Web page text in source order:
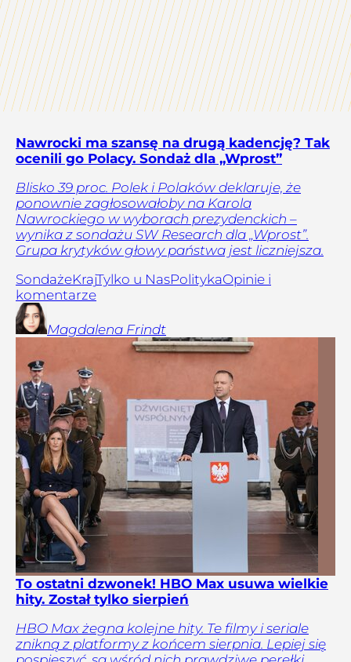
Nawrocki ma szansę na drugą kadencję? Tak
ocenili go Polacy. Sondaż dla „Wprost”
Blisko 39 proc. Polek i Polaków deklaruje, że
ponownie zagłosowałoby na Karola
Nawrockiego w wyborach prezydenckich –
wynika z sondażu SW Research dla „Wprost”.
Grupa krytyków głowy państwa jest liczniejsza.
SondażeKrajTylko u NasPolitykaOpinie i
komentarze
Magdalena Frindt
To ostatni dzwonek! HBO Max usuwa wielkie
hity. Został tylko sierpień
HBO Max żegna kolejne hity. Te filmy i seriale
znikną z platformy z końcem sierpnia. Lepiej się